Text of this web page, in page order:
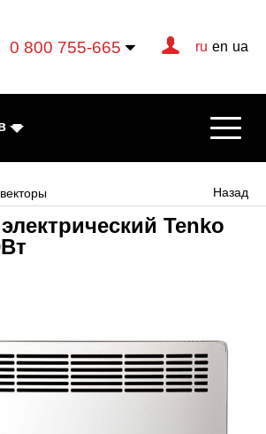
0 800 755-665 ru en ua
Электрические котлы
Тепловентиляторы
Готовые решения
Назад
Tenko